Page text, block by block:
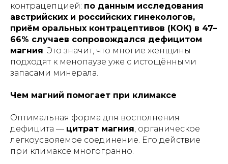
контрацепцией: по данным исследования
австрийских и российских гинекологов,
приём оральных контрацептивов (КОК) в 47–
66% случаев сопровождался дефицитом
магния . Это значит, что многие женщины
подходят к менопаузе уже с истощёнными
запасами минерала.
Чем магний помогает при климаксе
Оптимальная форма для восполнения
дефицита — цитрат магния , органическое
легкоусвояемое соединение. Его действие
при климаксе многогранно.